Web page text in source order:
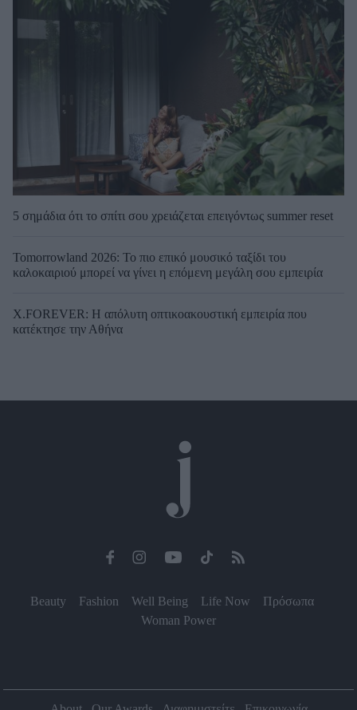
5 σημάδια ότι το σπίτι σου χρειάζεται επειγόντως summer reset
Tomorrowland 2026: Το πιο επικό μουσικό ταξίδι του
καλοκαιριού μπορεί να γίνει η επόμενη μεγάλη σου εμπειρία
X.FOREVER: Η απόλυτη οπτικοακουστική εμπειρία που
κατέκτησε την Αθήνα
Beauty Fashion Well Being Life Now
Πρόσωπα
Woman Power